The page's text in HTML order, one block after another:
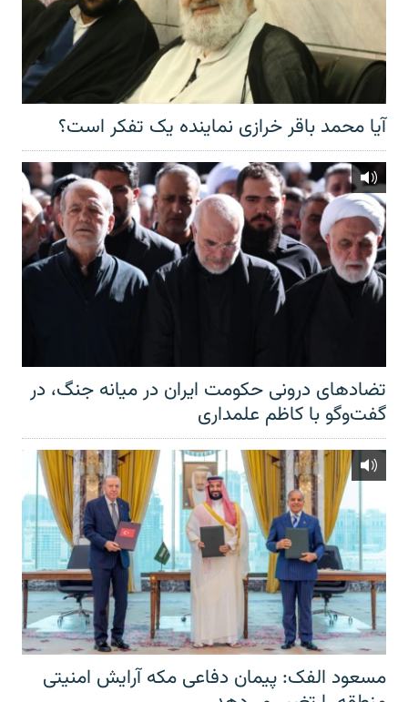
آیا محمد باقر خرازی نماینده یک تفکر است؟
تضادهای درونی حکومت ایران در میانه جنگ، در
گفت‌‌وگو با کاظم علمداری
مسعود الفک: پیمان دفاعی مکه آرایش امنیتی